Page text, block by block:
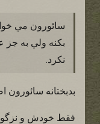
سائورون مي
بكنه ولي به
نكرد.
بدبختانه سائورون
فقط خودش و